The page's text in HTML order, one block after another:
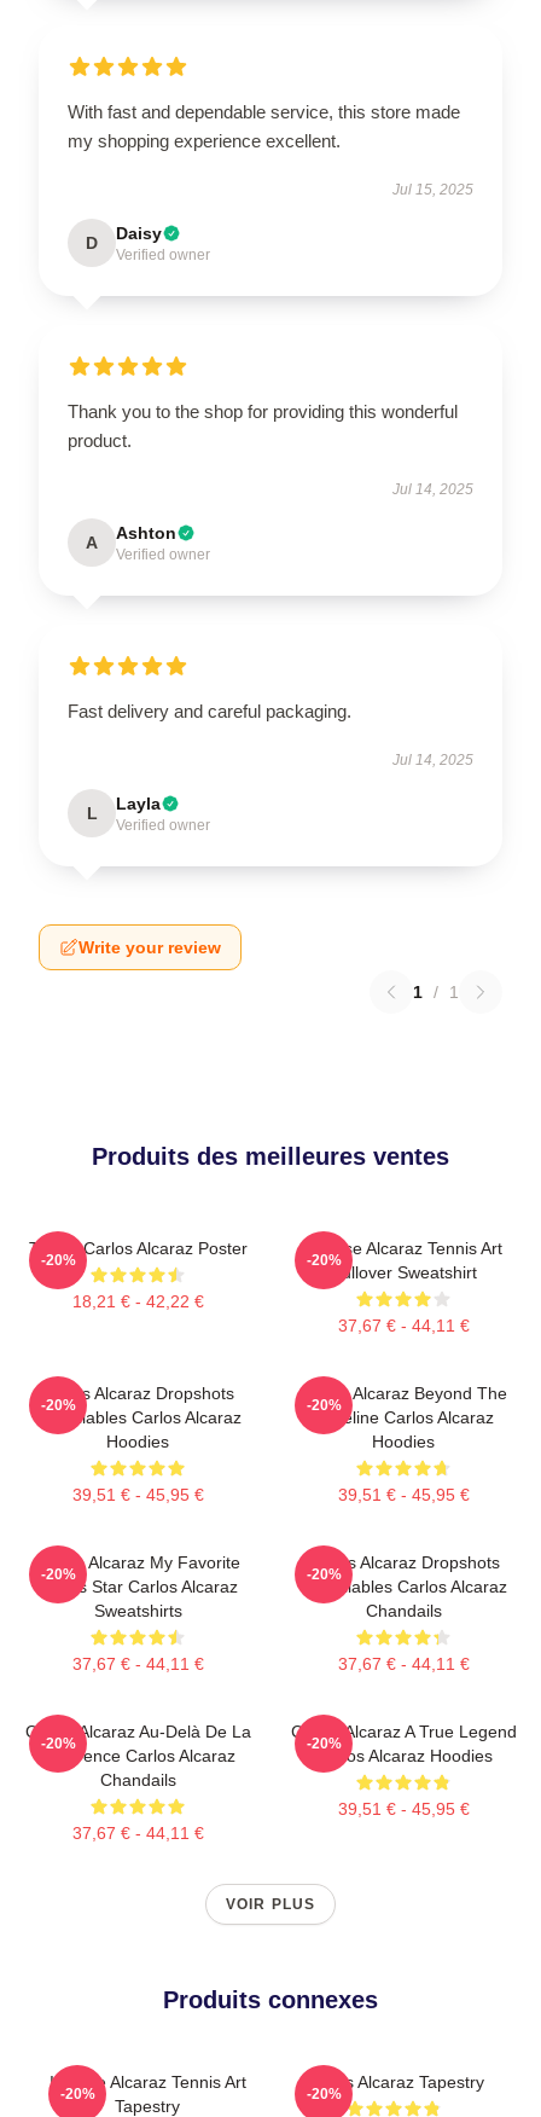
With fast and dependable service, this store made
my shopping experience excellent.
Jul 15, 2025
D Daisy
Verified owner
Thank you to the shop for providing this wonderful
product.
Jul 14, 2025
A Ashton
Verified owner
Fast delivery and careful packaging.
Jul 14, 2025
L Layla
Verified owner
Write your review
1 / 1
Produits des meilleures ventes
Tennis Carlos Alcaraz Poster
18,21 € - 42,22 €
-20%
Intense Alcaraz Tennis Art
Pullover Sweatshirt
37,67 € - 44,11 €
-20%
Carlos Alcaraz Dropshots
Inoubliables Carlos Alcaraz
Hoodies
39,51 € - 45,95 €
-20%
Carlos Alcaraz Beyond The
Baseline Carlos Alcaraz
Hoodies
39,51 € - 45,95 €
-20%
Carlos Alcaraz My Favorite
Tennis Star Carlos Alcaraz
Sweatshirts
37,67 € - 44,11 €
-20%
Carlos Alcaraz Dropshots
Inoubliables Carlos Alcaraz
Chandails
37,67 € - 44,11 €
-20%
Carlos Alcaraz Au-Delà De La
Référence Carlos Alcaraz
Chandails
37,67 € - 44,11 €
-20%
Carlos Alcaraz A True Legend
Carlos Alcaraz Hoodies
39,51 € - 45,95 €
-20%
VOIR PLUS
Produits connexes
Intense Alcaraz Tennis Art
Tapestry
-20%
Carlos Alcaraz Tapestry
-20%